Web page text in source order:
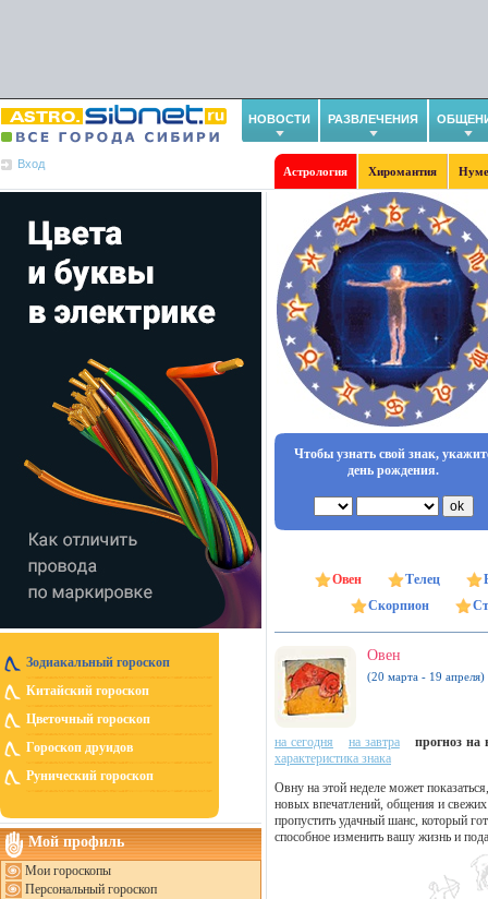
НОВОСТИ РАЗВЛЕЧЕНИЯ
Вход
Астрология Хиромантия
Зодиакальный гороскоп
Китайский гороскоп
Цветочный гороскоп
Гороскоп друидов
Рунический гороскоп
Мой профиль
Мои гороскопы
Персональный гороскоп
Чтобы узнать свой знак,
день рождения.
Овен Телец
Скорпион
Овен
(20 марта - 19 апреля)
на сегодня на завтра
прогноз на
характеристика знака
Овну на этой неделе может
новых впечатлений, общения и
пропустить удачный шанс, который
способное изменить вашу жизнь и